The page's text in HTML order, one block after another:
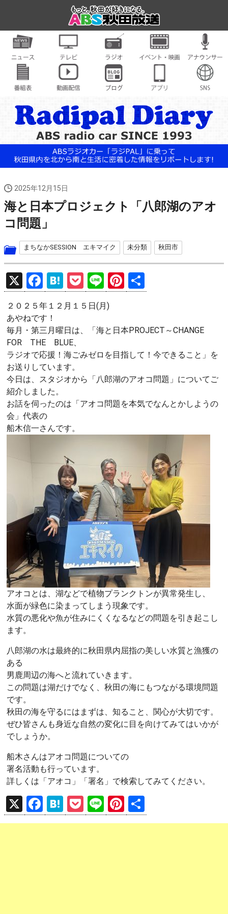
2025年12月15日
海と日本プロジェクト「八郎湖のアオ
コ問題」
まちなかSESSION エキマイク 未分類 秋田市
X
F
a
ce
b
o
o
k
H
at
e
n
a
P
o
ck
et
Li
n
e
Pi
nt
es
t
有
２０２５年１２月１５日(月)
あやねです！
毎月・第三月曜日は、「海と日本PROJECT～CHANGE
FOR THE BLUE、
ラジオで応援！海ごみゼロを目指して！今できること」を
お送りしています。
今日は、スタジオから「八郎湖のアオコ問題」についてご
紹介しました。
お話を伺ったのは「アオコ問題を本気でなんとかしようの
会」代表の
船木信一さんです。
アオコとは、湖などで植物プランクトンが異常発生し、
水面が緑色に染まってしまう現象です。
水質の悪化や魚が住みにくくなるなどの問題を引き起こし
ます。
八郎湖の水は最終的に秋田県内屈指の美しい水質と漁獲の
ある
男鹿周辺の海へと流れていきます。
この問題は湖だけでなく、秋田の海にもつながる環境問題
です。
秋田の海を守るにはまずは、知ること、関心が大切です。
ぜひ皆さんも身近な自然の変化に目を向けてみてはいかが
でしょうか。
船木さんはアオコ問題についての
署名活動も行っています。
詳しくは「アオコ」「署名」で検索してみてください。
X
F
a
H
at
P
o
Li
n
Pi
nt 有